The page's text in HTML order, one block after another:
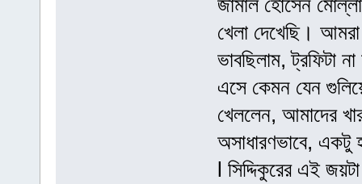
জামাল হোসেন
খেলা দেখেছি।
ভাবছিলাম, ট্রফিটা
এসে কেমন যেন
খেললেন, আমাদের
অসাধারণভাবে, একটু
l সিদ্দিকুরের এই